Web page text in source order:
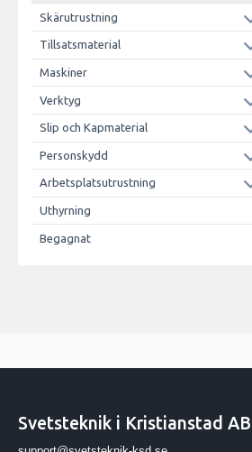
Skärutrustning
Tillsatsmaterial
Maskiner
Verktyg
Slip och Kapmaterial
Personskydd
Arbetsplatsutrustning
Uthyrning
Begagnat
Svetsteknik i Kristianstad AB